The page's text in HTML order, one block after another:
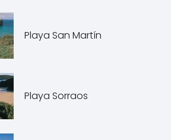
Playa San Martín
Playa Sorraos